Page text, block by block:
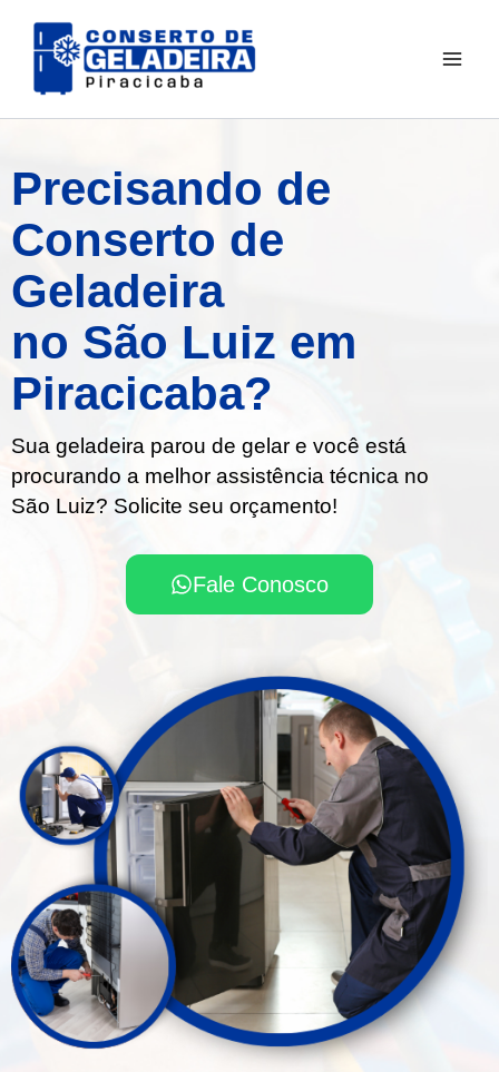
para
Precisando de
Conserto de
Geladeira
no São Luiz em
Piracicaba?
Sua geladeira parou de gelar e você está
procurando a melhor assistência técnica no
São Luiz? Solicite seu orçamento!
Fale Conosco